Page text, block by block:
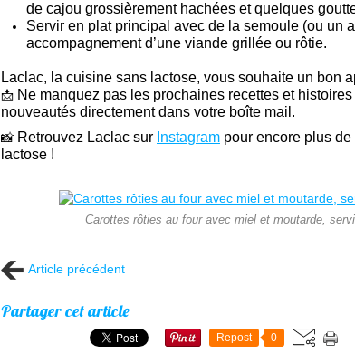
de cajou grossièrement hachées et quelques
Servir en plat principal avec de la semoule (ou un
accompagnement d’une viande grillée ou rôtie.
Laclac, la cuisine sans lactose, vous souhaite un bon
📩 Ne manquez pas les prochaines recettes et histoires
nouveautés directement dans votre boîte mail.
📸 Retrouvez Laclac sur Instagram pour encore plus
lactose !
Carottes rôties au four avec miel et moutarde,
Article précédent
Partager cet article
Repost 0